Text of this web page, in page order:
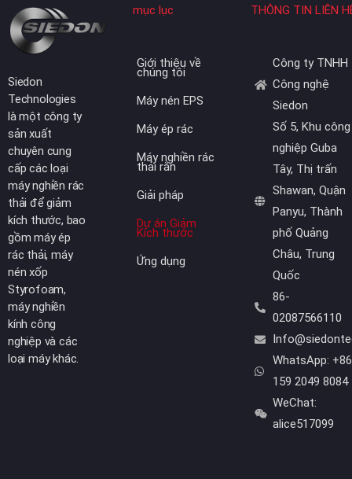
THÔNG TIN LIÊN
Công ty TNHH
Công nghệ
Siedon
Số 5, Khu công
nghiệp Guba
Tây, Thị trấn
Shawan, Quận
Panyu, Thành
phố Quảng
Châu, Trung
Quốc
86-
02087566110
WhatsApp: +86
159 2049 8084
WeChat:
alice517099
mục lục
Giới thiệu về
chúng tôi
Máy nén EPS
Máy ép rác
Máy nghiền rác
thải rắn
Giải pháp
Dự án Giảm
Kích thước
Ứng dụng
Siedon
Technologies
là một công ty
sản xuất
chuyên cung
cấp các loại
máy nghiền rác
thải để giảm
kích thước, bao
gồm máy ép
rác thải, máy
nén xốp
Styrofoam,
máy nghiền
kính công
nghiệp và các
loại máy khác.